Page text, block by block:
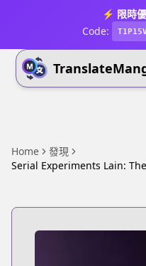
⚡ 限時
Code:
Home
發現
Serial Experiments Lain: